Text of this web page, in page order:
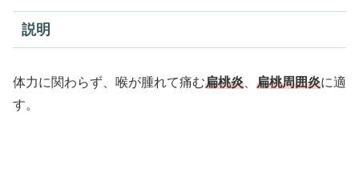
説明
体力に関わらず、喉が腫れて痛む扁桃炎 扁桃周囲炎に適
す。